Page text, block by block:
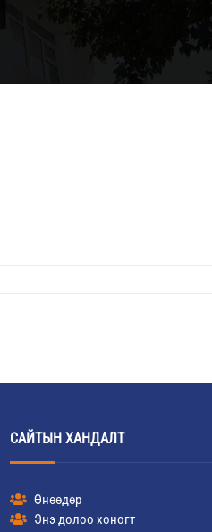
САЙТЫН ХАНДАЛТ
Өнөөдөр
Энэ долоо хоногт